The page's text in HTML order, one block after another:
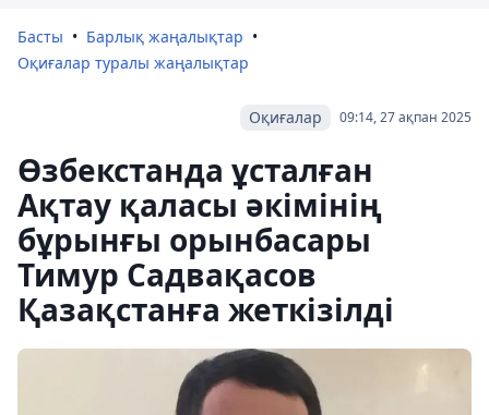
Басты
Барлық жаңалықтар
Оқиғалар туралы жаңалықтар
09:14, 27 ақпан 2025
Оқиғалар
Өзбекстанда ұсталған
Ақтау қаласы әкімінің
бұрынғы орынбасары
Тимур Садвақасов
Қазақстанға жеткізілді